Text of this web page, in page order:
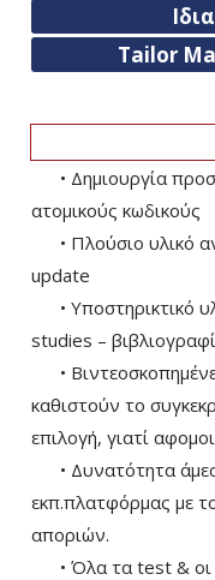
Tailor
• Δημιουργία
ατομικούς κωδικούς
• Πλούσιο υλικό
update
• Υποστηρικτικό
studies –
•
καθιστούν το
επιλογή, γιατί
• Δυνατότητα
εκπ.πλατφόρμας με
αποριών.
• Όλα τα test & οι